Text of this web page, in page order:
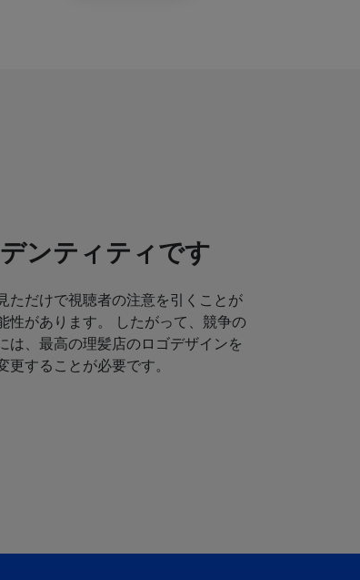
ンティティです
ただけで視聴者の注意を引くことが
性があります。 したがって、競争の
は、最高の理髪店のロゴデザインを
することが必要です。